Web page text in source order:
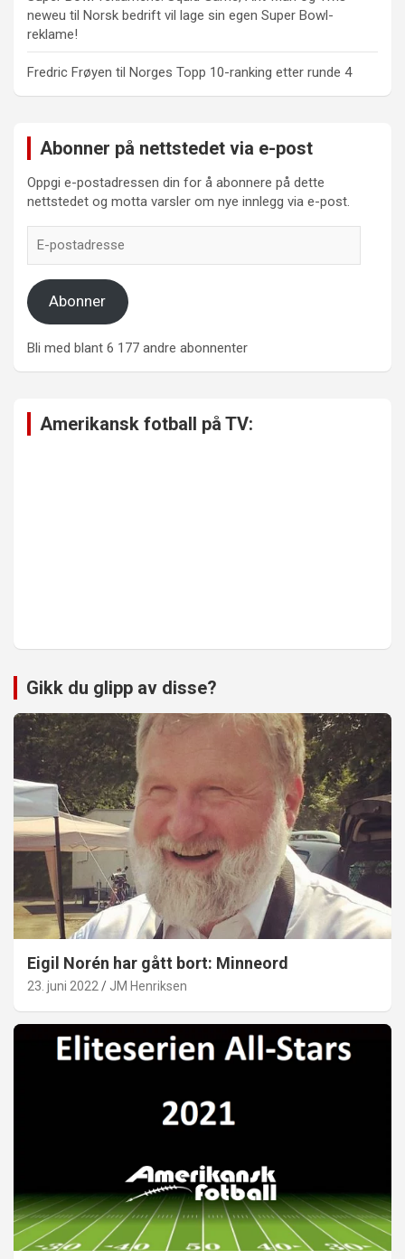
neweu til Norsk bedrift vil lage sin egen Super Bowl-
reklame!
Fredric Frøyen til Norges Topp 10-ranking etter runde 4
Abonner på nettstedet via e-post
Oppgi e-postadressen din for å abonnere på dette
nettstedet og motta varsler om nye innlegg via e-post.
postadresse
Abonner
Bli med blant 6 177 andre abonnenter
Amerikansk fotball på TV:
Gikk du glipp av disse?
Eigil Norén har gått bort: Minneord
23. juni 2022 JM Henriksen